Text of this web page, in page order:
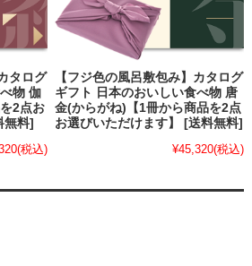
タログ
物 伽
2点お
無料]
(税込)
【フジ色の風呂敷包み】カタログ
ギフト 日本のおいしい食べ物 唐
金(からがね)【1冊から商品を2点
お選びいただけます】 [送料無料]
¥45,320(税込)